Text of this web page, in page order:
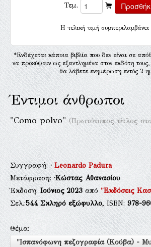
Τεμ.
H τελική τιμή
*Ενδέχεται κάποια βιβλία που δεν είναι σε
να προκύψουν ως εξαντλημένα στον εκδότη
θα λάβετε ενημέρωση εντός 2
Έντιμοι άνθρωποι
"Como polvo"(Πρωτότυπος τίτλος
Συγγραφή:·Leonardo Padura
Μετάφραση:·Κώστας Αθανασίου
Έκδοση:Ιούνιος 2023από"Εκδόσεις
Σελ.:544 Σκληρό εξώφυλλο, ISBN:978-
Θέμα:
"Ισπανόφωνη πεζογραφία (Κούβα) -